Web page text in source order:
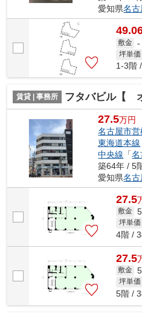
愛知県名
敷金 -
坪単価
1-3階
賃貸 | 事務所 フタバビル【
27.5万円
名古屋市営
東海道本線
中央線 「名
築64年 / 5
愛知県名
27.5
敷金
坪単価
4階 /
27.5
敷金
坪単価
5階 /